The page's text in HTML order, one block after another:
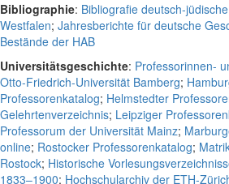
Bibliographie: Bibliografie deutsch-
Westfalen; Jahresberichte für deutsche
Bestände der HAB
Universitätsgeschichte: Professorinnen-
Otto-Friedrich-Universität Bamberg;
Professorenkatalog; Helmstedter
Gelehrtenverzeichnis; Leipziger
Professorum der Universität Mainz;
online; Rostocker Professorenkatalog;
Rostock; Historische
1833–1900; Hochschularchiv der ETH-